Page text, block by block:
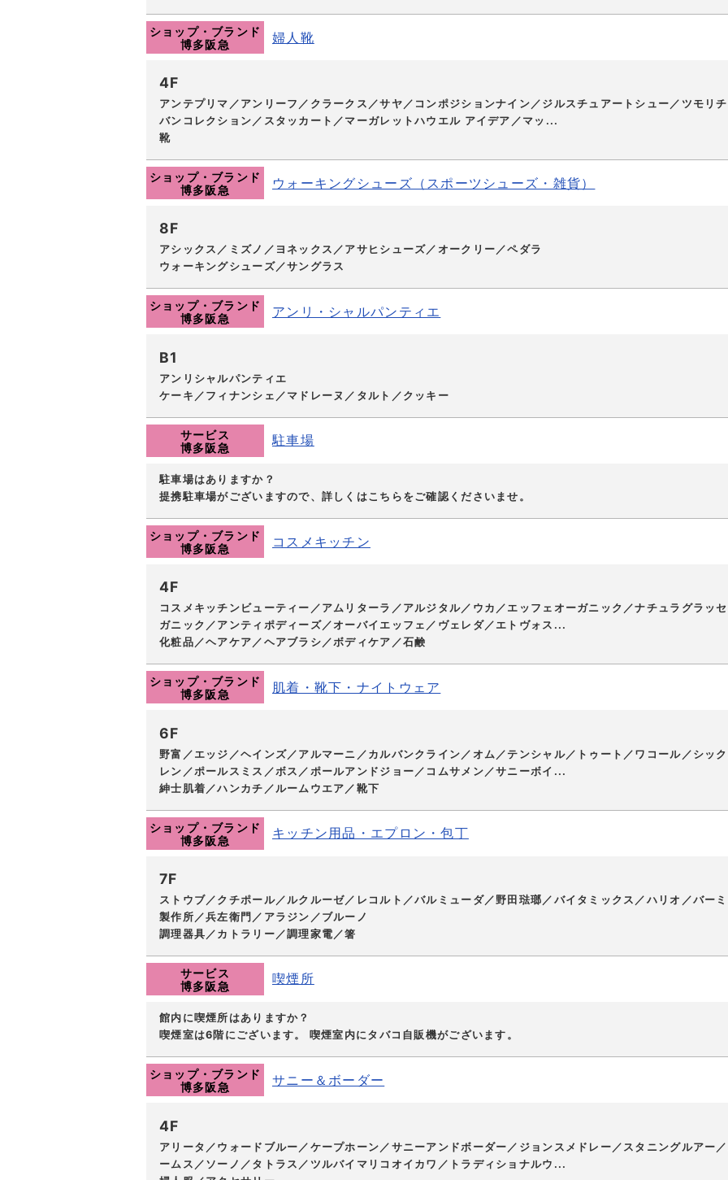
ショップ・ブランド
博多阪急
婦人靴
4F
アンテプリマ／アンリーフ／クラークス／サヤ／コンポジションナイン／ジルスチュアートシュー／ツモリ
バンコレクション／スタッカート／マーガレットハウエル アイデア／マッ...
靴
ショップ・ブランド
博多阪急
ウォーキングシューズ（スポーツシューズ・雑貨）
8F
アシックス／ミズノ／ヨネックス／アサヒシューズ／オークリー／ペダラ
ウォーキングシューズ／サングラス
ショップ・ブランド
博多阪急
アンリ・シャルパンティエ
B1
アンリシャルパンティエ
ケーキ／フィナンシェ／マドレーヌ／タルト／クッキー
サービス
博多阪急
駐車場
駐車場はありますか？
提携駐車場がございますので、詳しくはこちらをご確認くださいませ。
ショップ・ブランド
博多阪急
コスメキッチン
4F
コスメキッチンビューティー／アムリターラ／アルジタル／ウカ／エッフェオーガニック／ナチュラグラッ
ガニック／アンティポディーズ／オーバイエッフェ／ヴェレダ／エトヴォス...
化粧品／ヘアケア／ヘアブラシ／ボディケア／石鹸
ショップ・ブランド
博多阪急
肌着・靴下・ナイトウェア
6F
野富／エッジ／ヘインズ／アルマーニ／カルバンクライン／オム／テンシャル／トゥート／ワコール／シッ
レン／ポールスミス／ボス／ポールアンドジョー／コムサメン／サニーボイ...
紳士肌着／ハンカチ／ルームウエア／靴下
ショップ・ブランド
博多阪急
キッチン用品・エプロン・包丁
7F
ストウブ／クチポール／ルクルーゼ／レコルト／バルミューダ／野田琺瑯／バイタミックス／ハリオ／バー
製作所／兵左衛門／アラジン／ブルーノ
調理器具／カトラリー／調理家電／箸
サービス
博多阪急
喫煙所
館内に喫煙所はありますか？
喫煙室は6階にございます。 喫煙室内にタバコ自販機がございます。
ショップ・ブランド
博多阪急
サニー＆ボーダー
4F
アリータ／ウォードブルー／ケープホーン／サニーアンドボーダー／ジョンスメドレー／スタニングルアー
ームス／ソーノ／タトラス／ツルバイマリコオイカワ／トラディショナルウ...